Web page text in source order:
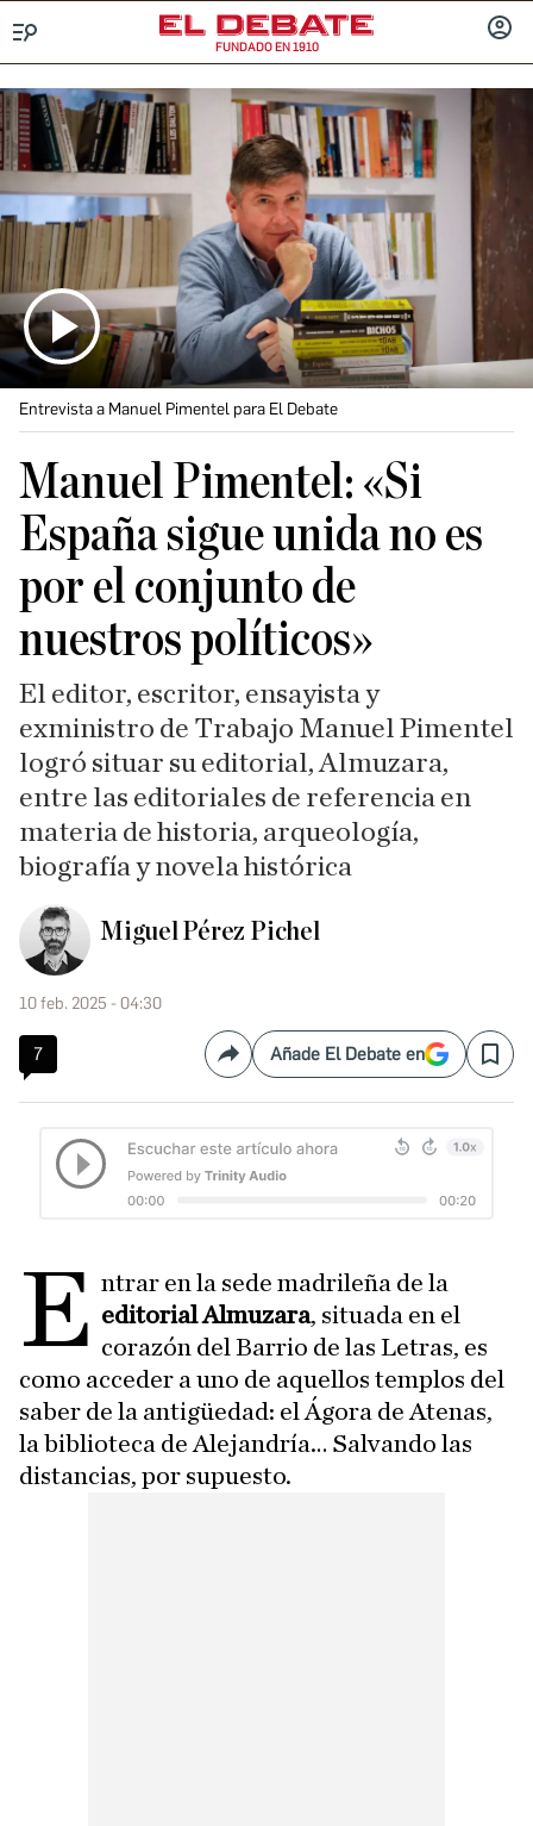
FUNDADO EN 1910
Entrevista a Manuel Pimentel para El Debate
Manuel Pimentel: «Si
España sigue unida no es
por el conjunto de
nuestros políticos»
El editor, escritor, ensayista y
exministro de Trabajo Manuel Pimentel
logró situar su editorial, Almuzara,
entre las editoriales de referencia en
materia de historia, arqueología,
biografía y novela histórica
Miguel Pérez Pichel
10 feb. 2025 - 04:30
7 CompartirAñade El Debate en Save
E ntrar en la sede madrileña de la
editorial Almuzara, situada en el
corazón del Barrio de las Letras, es
como acceder a uno de aquellos templos del
saber de la antigüedad: el Ágora de Atenas,
la biblioteca de Alejandría… Salvando las
distancias, por supuesto.